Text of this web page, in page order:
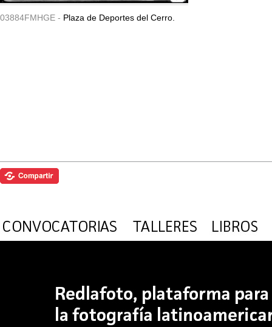
03884FMHGE - Plaza de Deportes del Cerro.